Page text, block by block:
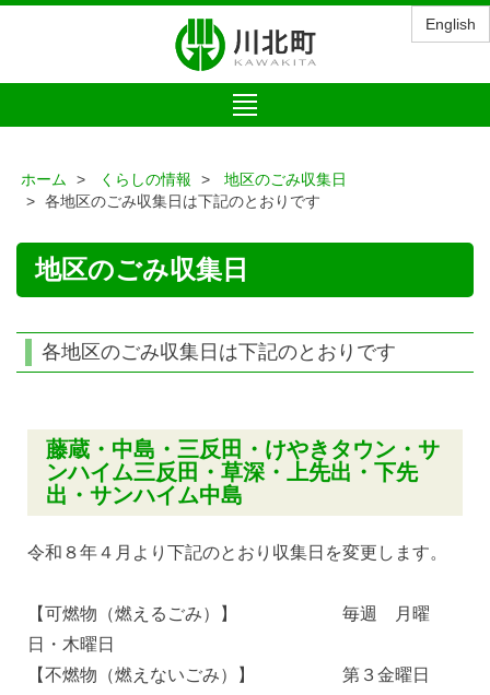
English
Toggle
navigation
ホーム くらしの情報
地区のごみ収集日
各地区のごみ収集日は下記のとおりです
地区のごみ収集日
各地区のごみ収集日は下記のとおりです
藤蔵・中島・三反田・けやきタウン・サ
ンハイム三反田・草深・上先出・下先
出・サンハイム中島
令和８年４月より下記のとおり収集日を変更します。
【可燃物（燃えるごみ）】 毎週 月曜
日・木曜日
【不燃物（燃えないごみ）】 第３金曜日